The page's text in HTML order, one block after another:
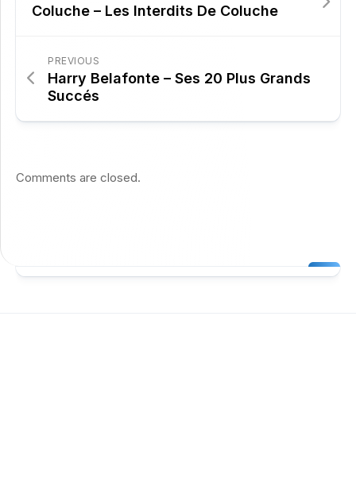
Coluche – Les Interdits De Coluche
PREVIOUS
Harry Belafonte – Ses 20 Plus Grands
Succés
Comments are closed.